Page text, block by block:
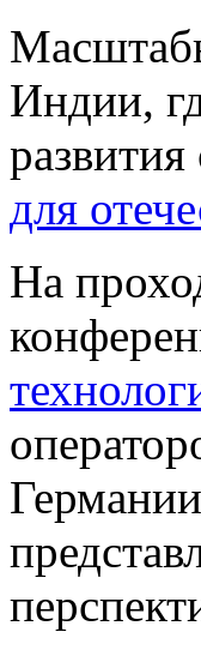
Индии,
для
На